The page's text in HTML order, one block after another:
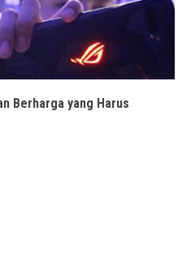
Berharga yang Harus